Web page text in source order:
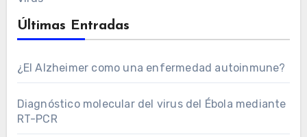
Últimas Entradas
¿El Alzheimer como una enfermedad autoinmune?
Diagnóstico molecular del virus del Ébola mediante
RT-PCR